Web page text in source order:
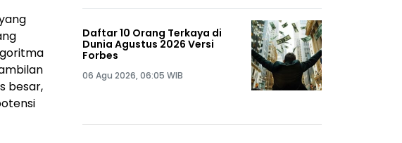
besar,
Daftar 10 Orang Terkaya di
Dunia Agustus 2026 Versi
Forbes
06 Agu 2026, 06:05 WIB